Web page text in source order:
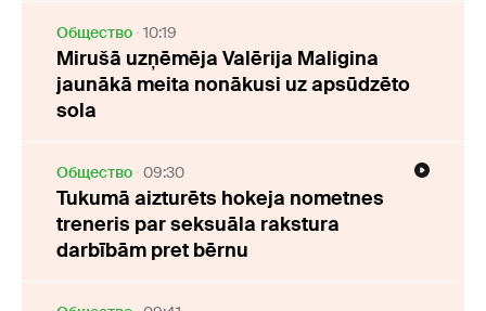
Oбщество 10:19
Mirušā uzņēmēja Valērija Maligina
jaunākā meita nonākusi uz apsūdzēto
sola
Oбщество 09:30
Tukumā aizturēts hokeja nometnes
treneris par seksuāla rakstura
darbībām pret bērnu